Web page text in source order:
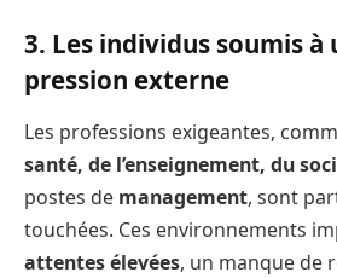
3. Les individus soumis à
pression externe
Les professions exigeantes,
santé, de l’enseignement, du
postes de management, sont
touchées. Ces environnements
attentes élevées, un manque de